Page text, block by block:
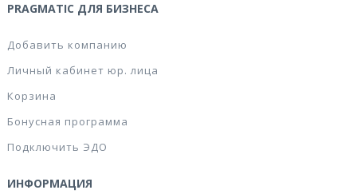
PRAGMATIC ДЛЯ БИЗНЕСА
Добавить компанию
Личный кабинет юр. лица
Корзина
Бонусная программа
Подключить ЭДО
ИНФОРМАЦИЯ